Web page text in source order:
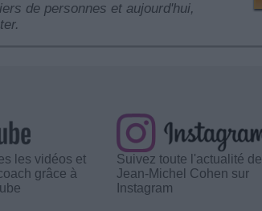
de personnes et aujourd'hui,
les vidéos et
grâce à
Suivez toute l'actualité de
Jean-Michel Cohen sur
Instagram